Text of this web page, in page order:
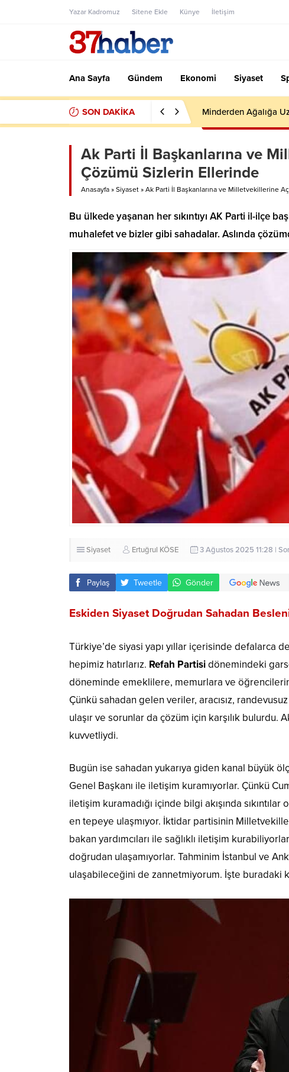
Yazar Kadromuz Sitene Ekle Künye İletişim
Ana Sayfa Gündem Ekonomi Siyaset
SON DAKİKA Minderden Ağalığa
Ak Parti İl Başkanlarına ve
Çözümü Sizlerin Ellerinde
Anasayfa » Siyaset » Ak Parti İl Başkanlarına ve Milletvekillerine
Bu ülkede yaşanan her sıkıntıyı AK Parti il-ilçe
muhalefet ve bizler gibi sahadalar. Aslında
Siyaset Ertuğrul KÖSE 3 Ağustos 2025 11:28 |
Paylaş Tweetle Gönder
Eskiden Siyaset Doğrudan Sahadan
Türkiye’de siyasi yapı yıllar içerisinde defalarca
hepimiz hatırlarız. Refah Partisidönemindeki
döneminde emeklilere, memurlara ve öğrencilerin
Çünkü sahadan gelen veriler, aracısız,
ulaşır ve sorunlar da çözüm için karşılık
kuvvetliydi.
Bugün ise sahadan yukarıya giden kanal büyük
Genel Başkanı ile iletişim kuramıyorlar. Çünkü
iletişim kuramadığı içinde bilgi akışında
en tepeye ulaşmıyor. İktidar partisinin
bakan yardımcıları ile sağlıklı iletişim
doğrudan ulaşamıyorlar. Tahminim İstanbul ve
ulaşabileceğini de zannetmiyorum. İşte buradaki